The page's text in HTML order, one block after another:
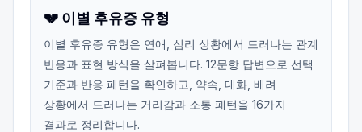
💔 이별 후유증 유형
이별 후유증 유형은 연애, 심리 상황에서 드러나는 관계
반응과 표현 방식을 살펴봅니다. 12문항 답변으로 선택
기준과 반응 패턴을 확인하고, 약속, 대화, 배려
상황에서 드러나는 거리감과 소통 패턴을 16가지
결과로 정리합니다.